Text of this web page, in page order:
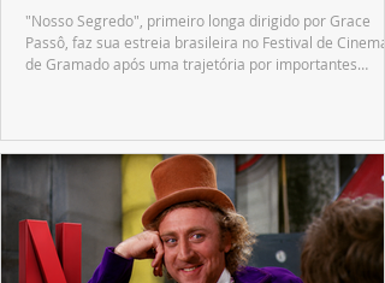
"Nosso Segredo", primeiro longa dirigido por Grace
Passô, faz sua estreia brasileira no Festival de Cinema
de Gramado após uma trajetória por importantes